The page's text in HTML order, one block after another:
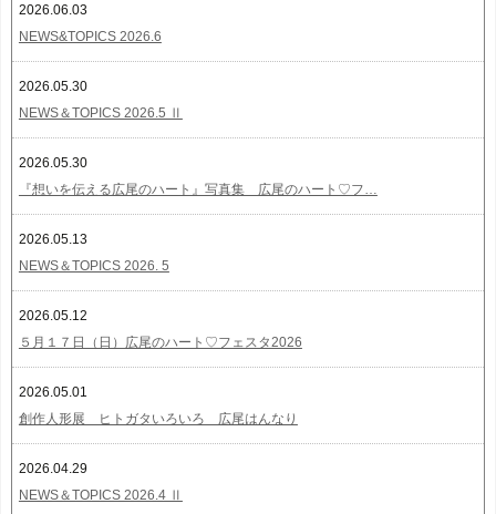
2026.06.03
NEWS&TOPICS 2026.6
2026.05.30
NEWS＆TOPICS 2026.5 Ⅱ
2026.05.30
『想いを伝える広尾のハート』写真集 広尾のハート♡フ…
2026.05.13
NEWS＆TOPICS 2026. 5
2026.05.12
５月１７日（日）広尾のハート♡フェスタ2026
2026.05.01
創作人形展 ヒトガタいろいろ 広尾はんなり
2026.04.29
NEWS＆TOPICS 2026.4 Ⅱ